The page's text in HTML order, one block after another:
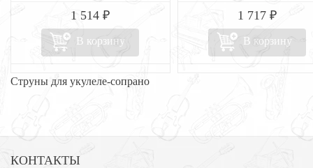
1 514 ₽
В корзину
1 717 ₽
В корзину
Струны для укулеле-сопрано
КОНТАКТЫ